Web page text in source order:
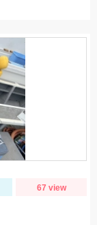
67 view